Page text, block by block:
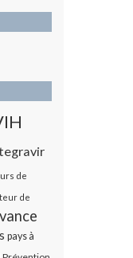
de
de
pays à